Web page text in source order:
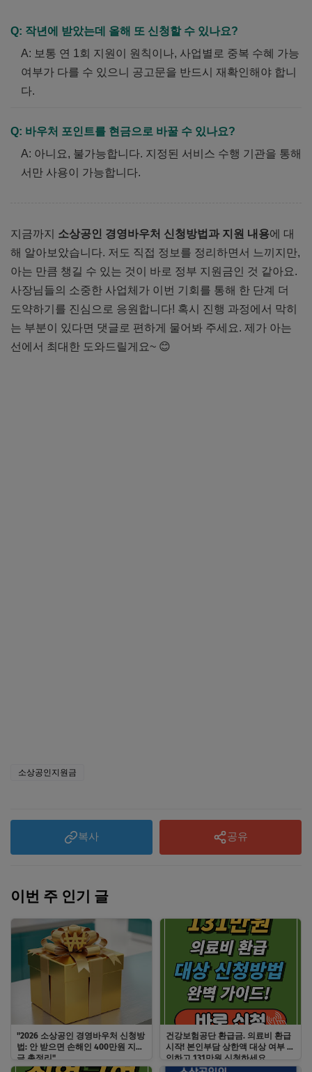
Q: 작년에 받았는데 올해 또 신청할 수 있나요?
A: 보통 연 1회 지원이 원칙이나, 사업별로 중복 수혜 가능
여부가 다를 수 있으니 공고문을 반드시 재확인해야 합니
다.
Q: 바우처 포인트를 현금으로 바꿀 수 있나요?
A: 아니요, 불가능합니다. 지정된 서비스 수행 기관을 통해
서만 사용이 가능합니다.
지금까지 소상공인 경영바우처 신청방법과 지원 내용에 대
해 알아보았습니다. 저도 직접 정보를 정리하면서 느끼지만,
아는 만큼 챙길 수 있는 것이 바로 정부 지원금인 것 같아요.
사장님들의 소중한 사업체가 이번 기회를 통해 한 단계 더
도약하기를 진심으로 응원합니다! 혹시 진행 과정에서 막히
는 부분이 있다면 댓글로 편하게 물어봐 주세요. 제가 아는
선에서 최대한 도와드릴게요~ 😊
소상공인지원금
복사 공유
이번 주 인기 글
"2026 소상공인 경영바우처 신청방
법: 안 받으면 손해인 400만원 지원
금 총정리"
건강보험공단 환급금. 의료비 환급
시작! 본인부담 상한액 대상 여부 확
인하고 131만원 신청하세요